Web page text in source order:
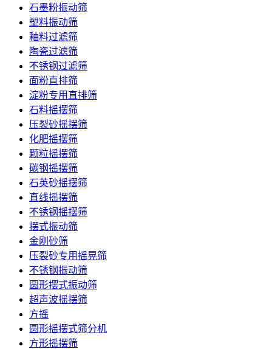
石墨粉振动筛
塑料振动筛
釉料过滤筛
陶瓷过滤筛
不锈钢过滤筛
面粉直排筛
淀粉专用直排筛
石料摇摆筛
压裂砂摇摆筛
化肥摇摆筛
颗粒摇摆筛
碳钢摇摆筛
石英砂摇摆筛
直线摇摆筛
不锈钢摇摆筛
摆式振动筛
金刚砂筛
压裂砂专用摇晃筛
不锈钢振动筛
圆形摆式振动筛
超声波摇摆筛
方摇
圆形摇摆式筛分机
方形摇摆筛